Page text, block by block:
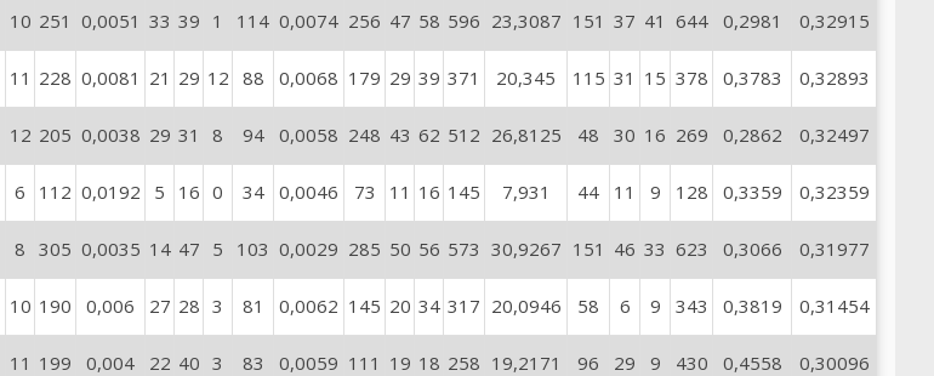
10 251 0,0051 33 39 1 114 0,0074 256 47 58 596 23,3087 151 37 41 644 0,2981 0,32915
11 228 0,0081 21 29 12 88 0,0068 179 29 39 371 20,345 115 31 15 378 0,3783 0,32893
12 205 0,0038 29 31 8 94 0,0058 248 43 62 512 26,8125 48 30 16 269 0,2862 0,32497
6 112 0,0192 5 16 0 34 0,0046 73 11 16 145 7,931 44 11 9 128 0,3359 0,32359
8 305 0,0035 14 47 5 103 0,0029 285 50 56 573 30,9267 151 46 33 623 0,3066 0,31977
10 190 0,006 27 28 3 81 0,0062 145 20 34 317 20,0946 58 6 9 343 0,3819 0,31454
11 199 0,004 22 40 3 83 0,0059 111 19 18 258 19,2171 96 29 9 430 0,4558 0,30096